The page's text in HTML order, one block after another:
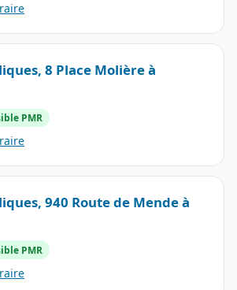
8 Place Molière à
PMR
940 Route de Mende à
PMR